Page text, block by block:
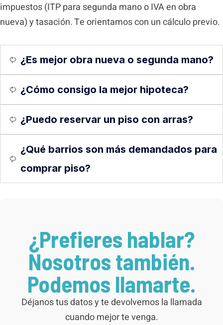
impuestos (ITP para segunda mano o IVA en obra
nueva) y tasación. Te orientamos con un cálculo previo.
¿Es mejor obra nueva o segunda mano?
¿Cómo consigo la mejor hipoteca?
¿Puedo reservar un piso con arras?
¿Qué barrios son más demandados para
comprar piso?
¿Prefieres hablar?
Nosotros también.
Podemos llamarte.
Déjanos tus datos y te devolvemos la llamada
cuando mejor te venga.